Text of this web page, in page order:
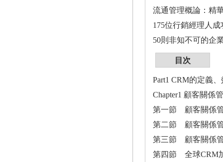
流通管理概論：精
175位行銷經理人
50則非知不可的企
目次
Part1 CRM的定義
Chapter1 顧客關係
第一節 顧客關係
第二節 顧客關係
第三節 顧客關係
第四節 全球CRM